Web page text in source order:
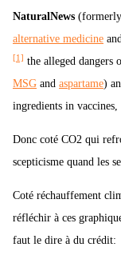
NaturalNews (formerly
alternative medicine
[1] the alleged dangers
MSG and aspartame)
ingredients in
Donc coté CO2 qui
scepticisme quand les
Coté réchauffement
réfléchir à ces
faut le dire à du crédit: